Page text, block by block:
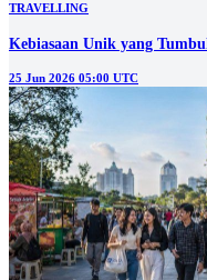
TRAVELLING
Kebiasaan Unik yang
25 Jun 2026 05:00 UTC